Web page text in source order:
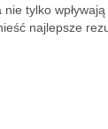
tylko
najlepsze